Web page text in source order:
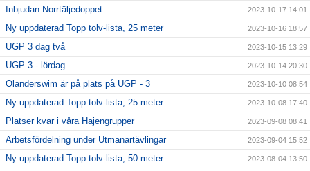
Inbjudan Norrtäljedoppet 2023-10-17 14:01
Ny uppdaterad Topp tolv-lista, 25 meter 2023-10-16 18:57
UGP 3 dag två 2023-10-15 13:29
UGP 3 - lördag 2023-10-14 20:30
Olanderswim är på plats på UGP - 3 2023-10-10 08:54
Ny uppdaterad Topp tolv-lista, 25 meter 2023-10-08 17:40
Platser kvar i våra Hajengrupper 2023-09-08 08:41
Arbetsfördelning under Utmanartävlingar 2023-09-04 15:52
Ny uppdaterad Topp tolv-lista, 50 meter 2023-08-04 13:50